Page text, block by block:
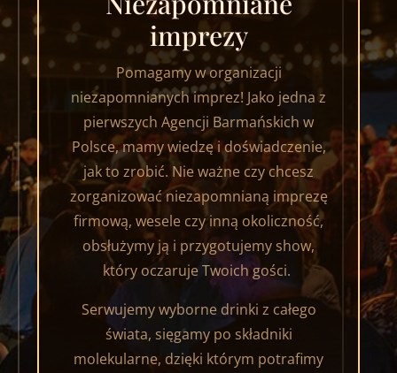
imprezy
Pomagamy w organizacji
niezapomnianych imprez! Jako jedna z
pierwszych Agencji Barmańskich w
Polsce, mamy wiedzę i doświadczenie,
jak to zrobić. Nie ważne czy chcesz
zorganizować niezapomnianą imprezę
firmową, wesele czy inną okoliczność,
obsłużymy ją i przygotujemy show,
który oczaruje Twoich gości.
Serwujemy wyborne drinki z całego
świata, sięgamy po składniki
molekularne, dzięki którym potrafimy